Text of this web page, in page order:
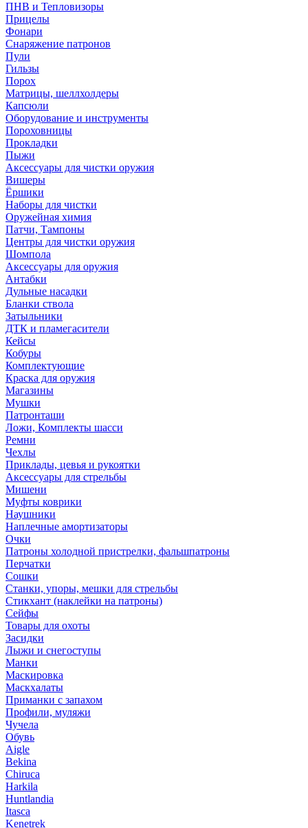
ПНВ и Тепловизоры
Прицелы
Фонари
Снаряжение патронов
Пули
Гильзы
Порох
Матрицы, шеллхолдеры
Капсюли
Оборудование и инструменты
Пороховницы
Прокладки
Пыжи
Аксессуары для чистки оружия
Вишеры
Ёршики
Наборы для чистки
Оружейная химия
Патчи, Тампоны
Центры для чистки оружия
Шомпола
Аксессуары для оружия
Антабки
Дульные насадки
Бланки ствола
Затыльники
ДТК и пламегасители
Кейсы
Кобуры
Комплектующие
Краска для оружия
Магазины
Мушки
Патронташи
Ложи, Комплекты шасси
Ремни
Чехлы
Приклады, цевья и рукоятки
Аксессуары для стрельбы
Мишени
Муфты коврики
Наушники
Наплечные амортизаторы
Очки
Патроны холодной пристрелки, фальшпатроны
Перчатки
Сошки
Станки, упоры, мешки для стрельбы
Стикхант (наклейки на патроны)
Сейфы
Товары для охоты
Засидки
Лыжи и снегоступы
Манки
Маскировка
Маскхалаты
Приманки с запахом
Профили, муляжи
Чучела
Обувь
Aigle
Bekina
Chiruсa
Harkila
Huntlandia
Itasca
Kenetrek